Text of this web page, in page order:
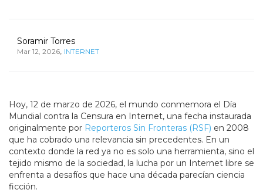
Soramir Torres
Mar 12, 2026, INTERNET
Hoy, 12 de marzo de 2026, el mundo conmemora el Día
Mundial contra la Censura en Internet, una fecha instaurada
originalmente por Reporteros Sin Fronteras (RSF) en 2008
que ha cobrado una relevancia sin precedentes. En un
contexto donde la red ya no es solo una herramienta, sino el
tejido mismo de la sociedad, la lucha por un Internet libre se
enfrenta a desafíos que hace una década parecían ciencia
ficción.